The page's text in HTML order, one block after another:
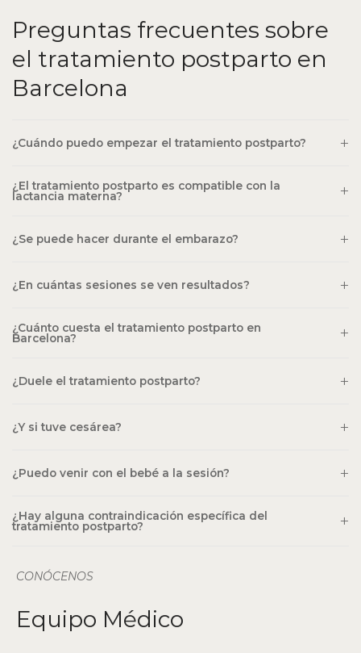
Preguntas frecuentes sobre
el tratamiento postparto en
Barcelona
¿Cuándo puedo empezar el tratamiento postparto?
¿El tratamiento postparto es compatible con la
lactancia materna?
¿Se puede hacer durante el embarazo?
¿En cuántas sesiones se ven resultados?
¿Cuánto cuesta el tratamiento postparto en
Barcelona?
¿Duele el tratamiento postparto?
¿Y si tuve cesárea?
¿Puedo venir con el bebé a la sesión?
¿Hay alguna contraindicación específica del
tratamiento postparto?
CONÓCENOS
Equipo Médico